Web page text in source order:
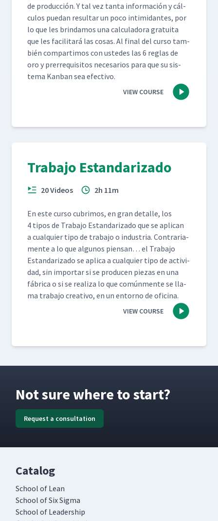
de pro­duc­ción. Y tal vez tan­ta infor­ma­ción y cál­
cu­los puedan resul­tar un poco intim­i­dantes, por
lo que les brindamos una cal­cu­lado­ra gra­tui­ta
que les facil­i­tará las cosas. Al final del cur­so tam­
bién com­par­ti­mos con ust­edes las 6 reglas de
oro y pre­rreq­ui­si­tos nece­sar­ios para que su sis­
tema Kan­ban sea efectivo.
VIEW COURSE
Trabajo Estandarizado
20 Videos 2h 11m
En este cur­so cub­ri­mos, en gran detalle, los
4 tipos de Tra­ba­jo Estandariza­do que se apli­can
a cualquier tipo de tra­ba­jo o indus­tria. Con­trari­a­
mente a lo que algunos pien­san… el Tra­ba­jo
Estandariza­do se apli­ca a cualquier tipo de activi­
dad, sin impor­tar si se pro­ducen piezas en una
fábri­ca o si se real­iza lo que común­mente se lla­
ma tra­ba­jo cre­ati­vo, en un entorno de oficina.
VIEW COURSE
Not sure where to start?
Request a consultation
Catalog
School of Lean
School of Six Sigma
School of Leadership